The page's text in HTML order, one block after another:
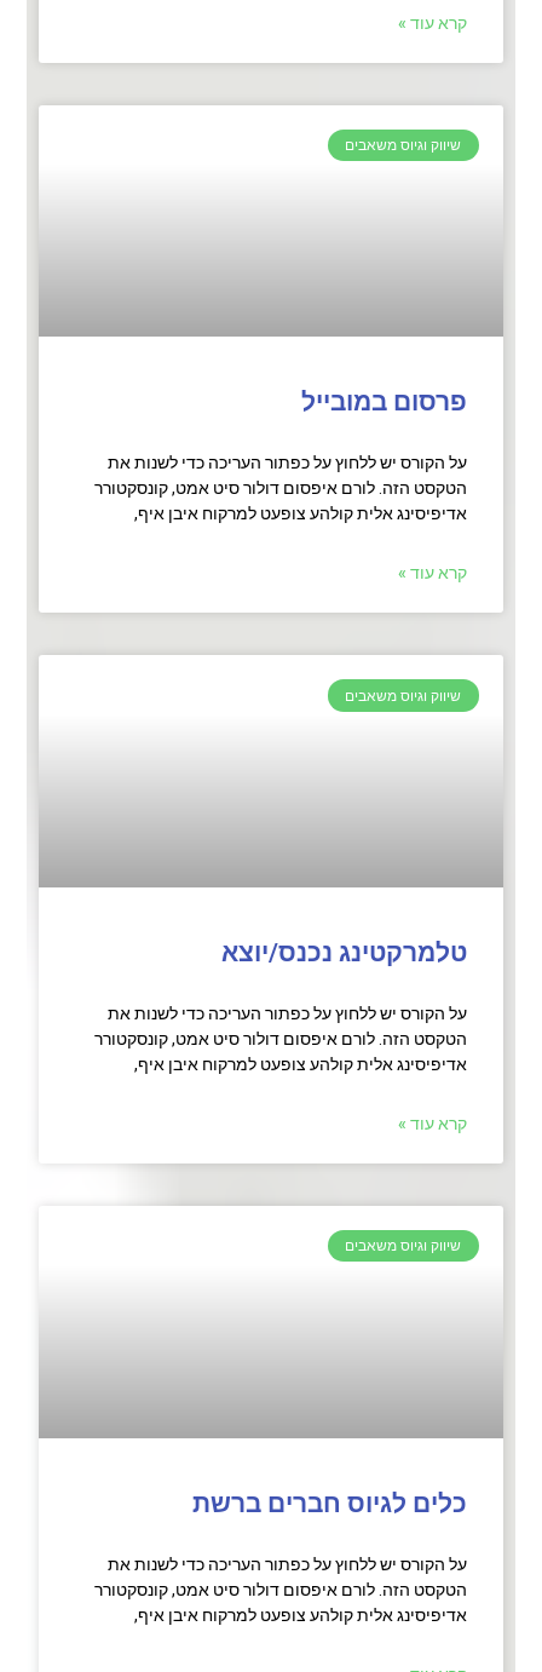
קרא עוד »
שיווק וגיוס משאבים
פרסום במובייל
על הקורס יש ללחוץ על כפתור העריכה כדי לשנות את
הטקסט הזה. לורם איפסום דולור סיט אמט, קונסקטורר
אדיפיסינג אלית קולהע צופעט למרקוח איבן איף,
קרא עוד »
שיווק וגיוס משאבים
טלמרקטינג נכנס/יוצא
על הקורס יש ללחוץ על כפתור העריכה כדי לשנות את
הטקסט הזה. לורם איפסום דולור סיט אמט, קונסקטורר
אדיפיסינג אלית קולהע צופעט למרקוח איבן איף,
קרא עוד »
שיווק וגיוס משאבים
כלים לגיוס חברים ברשת
על הקורס יש ללחוץ על כפתור העריכה כדי לשנות את
הטקסט הזה. לורם איפסום דולור סיט אמט, קונסקטורר
אדיפיסינג אלית קולהע צופעט למרקוח איבן איף,